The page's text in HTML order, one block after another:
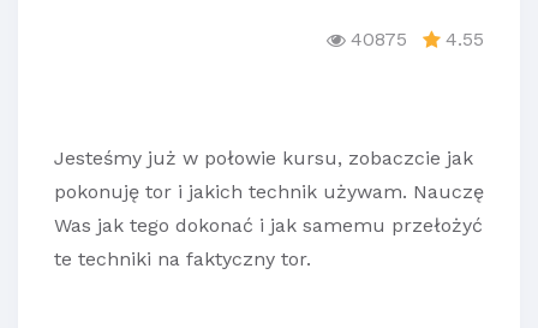
40875 4.55
Jesteśmy już w połowie kursu, zobaczcie jak
pokonuję tor i jakich technik używam. Nauczę
Was jak tego dokonać i jak samemu przełożyć
te techniki na faktyczny tor.